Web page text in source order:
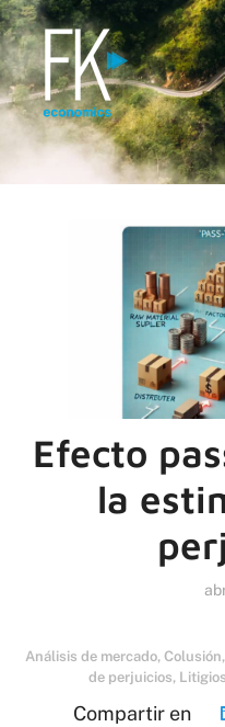
Efecto
la
Análisis de mercado, Colusión,
de perjuicios, Litigios
Compartir en